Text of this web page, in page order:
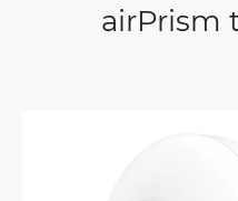
airPrism